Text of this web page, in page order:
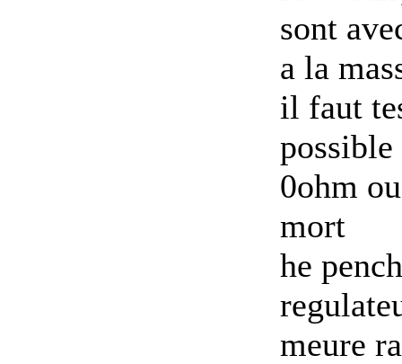
sont
a la
il faut
0ohm
mort
he
meure